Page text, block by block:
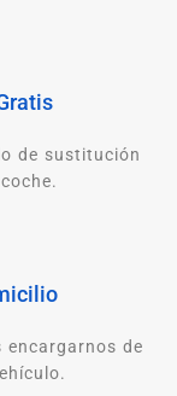
de sustitución
encargarnos de